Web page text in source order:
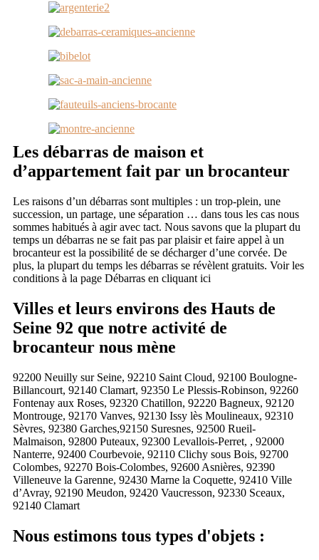
Les débarras de maison et
d’appartement fait par un brocanteur
Les raisons d’un débarras sont multiples : un trop-plein, une
succession, un partage, une séparation … dans tous les cas nous
sommes habitués à agir avec tact. Nous savons que la plupart du
temps un débarras ne se fait pas par plaisir et faire appel à un
brocanteur est la possibilité de se décharger d’une corvée. De
plus, la plupart du temps les débarras se révèlent gratuits. Voir les
conditions à la page Débarras en cliquant ici
Villes et leurs environs des Hauts de
Seine 92 que notre activité de
brocanteur nous mène
92200 Neuilly sur Seine, 92210 Saint Cloud, 92100 Boulogne-
Billancourt, 92140 Clamart, 92350 Le Plessis-Robinson, 92260
Fontenay aux Roses, 92320 Chatillon, 92220 Bagneux, 92120
Montrouge, 92170 Vanves, 92130 Issy lès Moulineaux, 92310
Sèvres, 92380 Garches,92150 Suresnes, 92500 Rueil-
Malmaison, 92800 Puteaux, 92300 Levallois-Perret, , 92000
Nanterre, 92400 Courbevoie, 92110 Clichy sous Bois, 92700
Colombes, 92270 Bois-Colombes, 92600 Asnières, 92390
Villeneuve la Garenne, 92430 Marne la Coquette, 92410 Ville
d’Avray, 92190 Meudon, 92420 Vaucresson, 92330 Sceaux,
92140 Clamart
Nous estimons tous types d'objets :